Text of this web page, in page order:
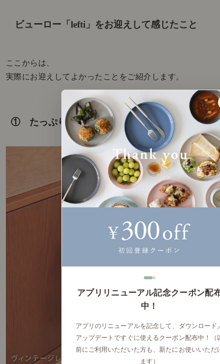
ビューロー「lefti」をお迎えして感じたこと
ここからは、
実際にお迎えしてよかったことをご紹介します。
① たっぷり収納できる。
アプリリニューアル記念クーポン配
中！
アプリのリニューアルを記念して、ダウンロード
アップデートですぐに使えるクーポン配布中！（
前にご利用いただいた方も、新たにお使いいただ
ます）